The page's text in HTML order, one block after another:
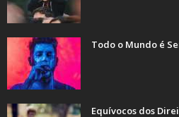
Todo o Mundo é
Equívocos dos